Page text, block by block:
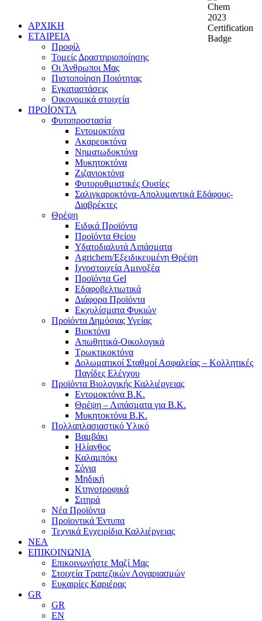
ΑΡΧΙΚΗ
ΕΤΑΙΡΕΙΑ
Προφίλ
Τομείς Δραστηριοποίησης
Οι Άνθρωποι Μας
Πιστοποίηση Ποιότητας
Εγκαταστάσεις
Οικονομικά στοιχεία
ΠΡΟΪΟΝΤΑ
Φυτοπροστασία
Εντομοκτόνα
Ακαρεοκτόνα
Νηματωδοκτόνα
Μυκητοκτόνα
Ζιζανιοκτόνα
Φυτορυθμιστικές Ουσίες
Σαλιγκαροκτόνα-Απολυμαντικά Εδάφους-
Διαβρέκτες
Θρέψη
Ειδικά Προϊόντα
Προϊόντα Θείου
Υδατοδιαλυτά Λιπάσματα
Agrichem/Εξειδικευμένη Θρέψη
Ιχνοστοιχεία Αμινοξέα
Προϊόντα Gel
Εδαφοβελτιωτικά
Διάφορα Προϊόντα
Εκχυλίσματα Φυκιών
Προϊόντα Δημόσιας Υγείας
Βιοκτόνα
Απωθητικά-Οικολογικά
Τρωκτικοκτόνα
Δολωματικοί Σταθμοί Ασφαλείας – Κολλητικές
Παγίδες Ελέγχου
Προϊόντα Βιολογικής Καλλιέργειας
Εντομοκτόνα Β.Κ.
Θρέψη – Λιπάσματα για Β.Κ.
Μυκητοκτόνα Β.Κ.
Πολλαπλασιαστικό Υλικό
Βαμβάκι
Ηλίανθος
Καλαμπόκι
Σόγια
Μηδική
Κτηνοτροφικά
Σιτηρά
Νέα Προϊόντα
Προϊοντικά Έντυπα
Τεχνικά Εγχειρίδια Καλλιέργειας
ΝΕΑ
ΕΠΙΚΟΙΝΩΝΙΑ
Επικοινωνήστε Μαζί Μας
Στοιχεία Τραπεζικών Λογαριασμών
Ευκαιρίες Καριέρας
GR
GR
EN